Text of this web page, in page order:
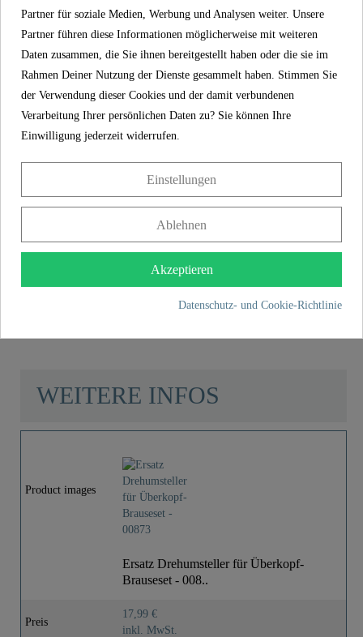
SCHÜTTE Überkopf-Brauseset
MALLORCA, Schwarz matt
129,99 €
SCHÜTTE Überkopf-Brauseset
MALLORCA, Chrom
WEITERE INFOS
Product images
Ersatz Drehumsteller für Überkopf-
Brauseset - 008..
Preis
17,99 €
inkl. MwSt.
Partner für soziale Medien, Werbung und Analysen weiter. Unsere
Partner führen diese Informationen möglicherweise mit weiteren
Daten zusammen, die Sie ihnen bereitgestellt haben oder die sie im
Rahmen Deiner Nutzung der Dienste gesammelt haben. Stimmen Sie
der Verwendung dieser Cookies und der damit verbundenen
Verarbeitung Ihrer persönlichen Daten zu? Sie können Ihre
Einwilligung jederzeit widerrufen.
Einstellungen
Ablehnen
Akzeptieren
Datenschutz- und Cookie-Richtlinie